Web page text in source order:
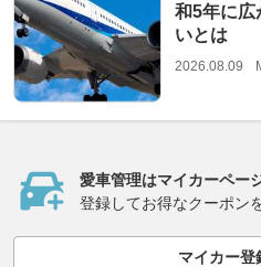
和5年に広
いとは
2026.08.09
愛車管理はマイカーペー
登録してお得なクーポン
マイカー登